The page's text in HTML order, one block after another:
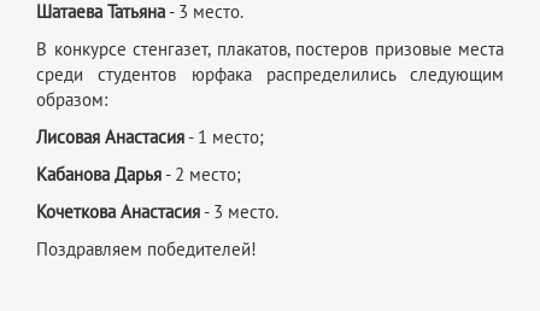
Шатаева Татьяна - 3 место.
В конкурсе стенгазет, плакатов, постеров призовые места
среди студентов юрфака распределились следующим
образом:
Лисовая Анастасия - 1 место;
Кабанова Дарья - 2 место;
Кочеткова Анастасия - 3 место.
Поздравляем победителей!